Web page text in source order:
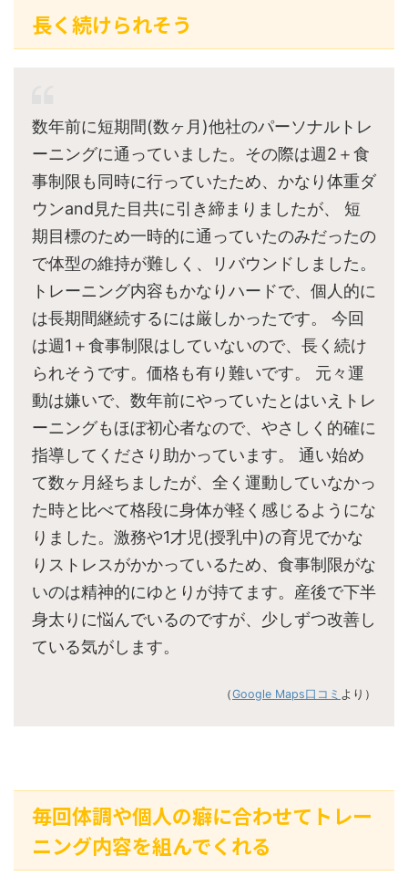
長く続けられそう
数年前に短期間(数ヶ月)他社のパーソナルトレ
ーニングに通っていました。その際は週2＋食
事制限も同時に行っていたため、かなり体重ダ
ウンand見た目共に引き締まりましたが、 短
期目標のため一時的に通っていたのみだったの
で体型の維持が難しく、リバウンドしました。
トレーニング内容もかなりハードで、個人的に
は長期間継続するには厳しかったです。 今回
は週1＋食事制限はしていないので、長く続け
られそうです。価格も有り難いです。 元々運
動は嫌いで、数年前にやっていたとはいえトレ
ーニングもほぼ初心者なので、やさしく的確に
指導してくださり助かっています。 通い始め
て数ヶ月経ちましたが、全く運動していなかっ
た時と比べて格段に身体が軽く感じるようにな
りました。激務や1才児(授乳中)の育児でかな
りストレスがかかっているため、食事制限がな
いのは精神的にゆとりが持てます。産後で下半
身太りに悩んでいるのですが、少しずつ改善し
ている気がします。
（Google Maps口コミ より）
毎回体調や個人の癖に合わせてトレー
ニング内容を組んでくれる